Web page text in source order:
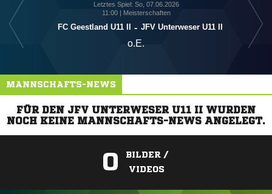
Letztes Spiel: So, 07.06.2026
11:00 | Meisterschaften
FC Geestland U11 II - JFV Unterweser U11 II
o.E.
MANNSCHAFTS-NEWS
FÜR DEN JFV UNTERWESER U11 II WURDEN
NOCH KEINE MANNSCHAFTS-NEWS ANGELEGT.
0
BILDER /
VIDEOS